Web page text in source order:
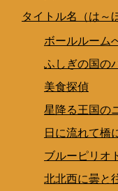
タイトル名（は～
ボールルーム
ふしぎの国の
美食探偵
星降る王国の
日に流れて橋
ブルーピリオ
北北西に曇と